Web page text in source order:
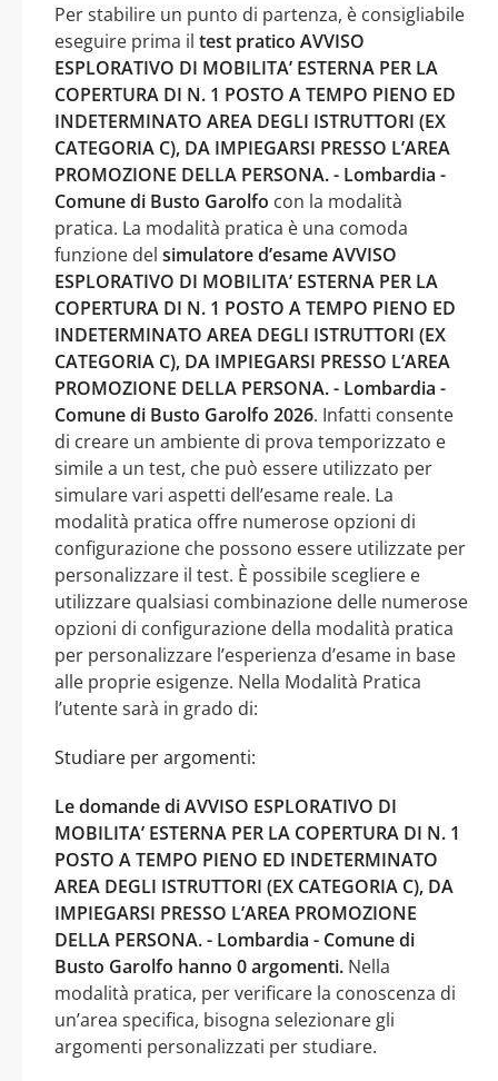
Per stabilire un punto di partenza, è consigliabile
eseguire prima il test pratico AVVISO
ESPLORATIVO DI MOBILITA’ ESTERNA PER LA
COPERTURA DI N. 1 POSTO A TEMPO PIENO ED
INDETERMINATO AREA DEGLI ISTRUTTORI (EX
CATEGORIA C), DA IMPIEGARSI PRESSO L’AREA
PROMOZIONE DELLA PERSONA. - Lombardia -
Comune di Busto Garolfo con la modalità
pratica. La modalità pratica è una comoda
funzione del simulatore d’esame AVVISO
ESPLORATIVO DI MOBILITA’ ESTERNA PER LA
COPERTURA DI N. 1 POSTO A TEMPO PIENO ED
INDETERMINATO AREA DEGLI ISTRUTTORI (EX
CATEGORIA C), DA IMPIEGARSI PRESSO L’AREA
PROMOZIONE DELLA PERSONA. - Lombardia -
Comune di Busto Garolfo 2026. Infatti consente
di creare un ambiente di prova temporizzato e
simile a un test, che può essere utilizzato per
simulare vari aspetti dell’esame reale. La
modalità pratica offre numerose opzioni di
configurazione che possono essere utilizzate per
personalizzare il test. È possibile scegliere e
utilizzare qualsiasi combinazione delle numerose
opzioni di configurazione della modalità pratica
per personalizzare l’esperienza d’esame in base
alle proprie esigenze. Nella Modalità Pratica
l’utente sarà in grado di:
Studiare per argomenti:
Le domande di AVVISO ESPLORATIVO DI
MOBILITA’ ESTERNA PER LA COPERTURA DI N. 1
POSTO A TEMPO PIENO ED INDETERMINATO
AREA DEGLI ISTRUTTORI (EX CATEGORIA C), DA
IMPIEGARSI PRESSO L’AREA PROMOZIONE
DELLA PERSONA. - Lombardia - Comune di
Busto Garolfo hanno 0 argomenti. Nella
modalità pratica, per verificare la conoscenza di
un’area specifica, bisogna selezionare gli
argomenti personalizzati per studiare.